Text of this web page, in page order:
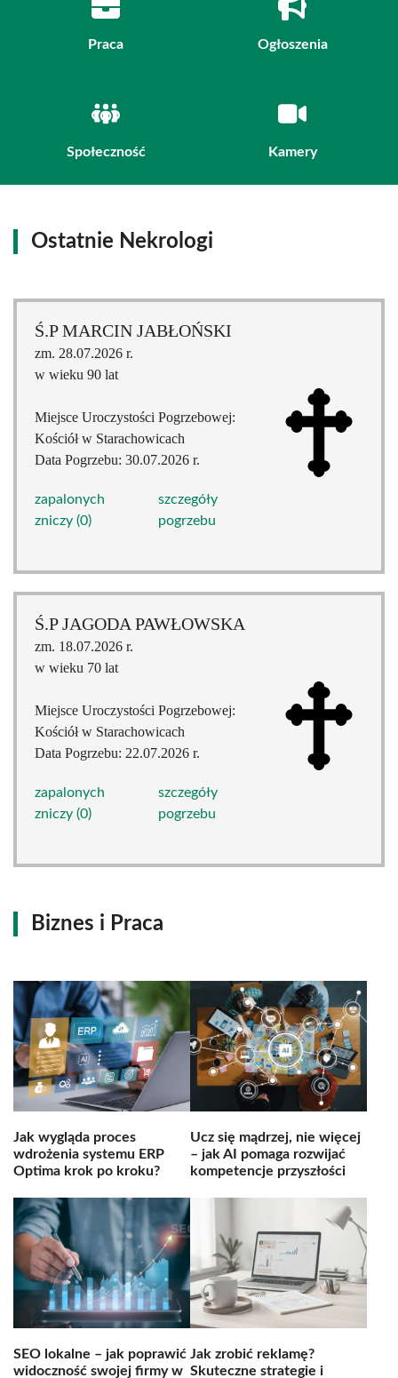
Praca Ogłoszenia
Społeczność Kamery
Ostatnie Nekrologi
Ś.P MARCIN JABŁOŃSKI
zm. 28.07.2026 r.
w wieku 90 lat
Miejsce Uroczystości Pogrzebowej:
Kościół w Starachowicach
Data Pogrzebu: 30.07.2026 r.
zapalonych
zniczy (0)
szczegóły
pogrzebu
Ś.P JAGODA PAWŁOWSKA
zm. 18.07.2026 r.
w wieku 70 lat
Miejsce Uroczystości Pogrzebowej:
Kościół w Starachowicach
Data Pogrzebu: 22.07.2026 r.
zapalonych
zniczy (0)
szczegóły
pogrzebu
Biznes i Praca
Jak wygląda proces
wdrożenia systemu ERP
Optima krok po kroku?
Ucz się mądrzej, nie więcej
– jak AI pomaga rozwijać
kompetencje przyszłości
SEO lokalne – jak poprawić
widoczność swojej firmy w
Jak zrobić reklamę?
Skuteczne strategie i